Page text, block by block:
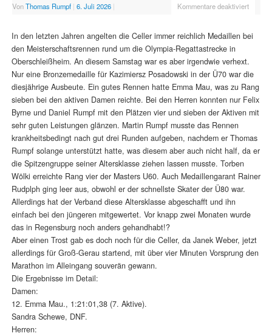
VonThomas Rumpf | 6. Juli 2026 | Kommentare deaktiviert
In den letzten Jahren angelten die Celler immer reichlich Medaillen bei
den Meisterschaftsrennen rund um die Olympia-Regattastrecke in
Oberschleißheim. An diesem Samstag war es aber irgendwie verhext.
Nur eine Bronzemedaille für Kazimiersz Posadowski in der Ü70 war die
diesjährige Ausbeute. Ein gutes Rennen hatte Emma Mau, was zu Rang
sieben bei den aktiven Damen reichte. Bei den Herren konnten nur Felix
Byrne und Daniel Rumpf mit den Plätzen vier und sieben der Aktiven mit
sehr guten Leistungen glänzen. Martin Rumpf musste das Rennen
krankheitsbedingt nach gut drei Runden aufgeben, nachdem er Thomas
Rumpf solange unterstützt hatte, was diesem aber auch nicht half, da er
die Spitzengruppe seiner Altersklasse ziehen lassen musste. Torben
Wölki erreichte Rang vier der Masters U60. Auch Medaillengarant Rainer
Rudplph ging leer aus, obwohl er der schnellste Skater der Ü80 war.
Allerdings hat der Verband diese Altersklasse abgeschafft und ihn
einfach bei den jüngeren mitgewertet. Vor knapp zwei Monaten wurde
das in Regensburg noch anders gehandhabt!?
Aber einen Trost gab es doch noch für die Celler, da Janek Weber, jetzt
allerdings für Groß-Gerau startend, mit über vier Minuten Vorsprung den
Marathon im Alleingang souverän gewann.
Die Ergebnisse im Detail:
Damen:
12. Emma Mau., 1:21:01,38 (7. Aktive).
Sandra Schewe, DNF.
Herren: